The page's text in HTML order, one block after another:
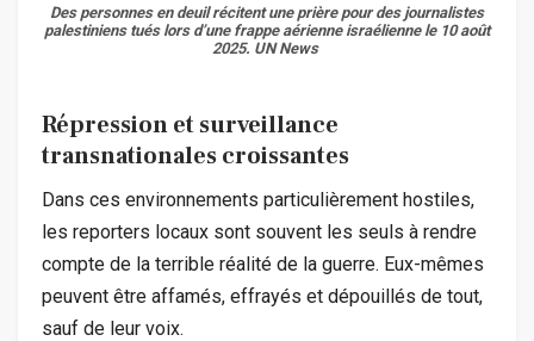
Des personnes en deuil récitent une prière pour des journalistes
palestiniens tués lors d’une frappe aérienne israélienne le 10 août
2025. UN News
Répression et surveillance
transnationales croissantes
Dans ces environnements particulièrement hostiles,
les reporters locaux sont souvent les seuls à rendre
compte de la terrible réalité de la guerre. Eux-mêmes
peuvent être affamés, effrayés et dépouillés de tout,
sauf de leur voix.